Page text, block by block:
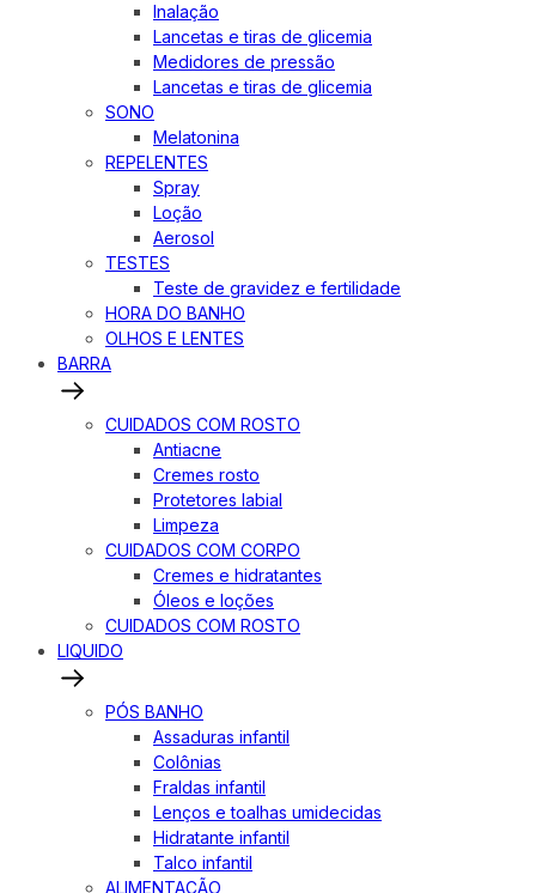
Inalação
Lancetas e tiras de glicemia
Medidores de pressão
Lancetas e tiras de glicemia
SONO
Melatonina
REPELENTES
Spray
Loção
Aerosol
TESTES
Teste de gravidez e fertilidade
HORA DO BANHO
OLHOS E LENTES
BARRA
CUIDADOS COM ROSTO
Antiacne
Cremes rosto
Protetores labial
Limpeza
CUIDADOS COM CORPO
Cremes e hidratantes
Óleos e loções
CUIDADOS COM ROSTO
LIQUIDO
PÓS BANHO
Assaduras infantil
Colônias
Fraldas infantil
Lenços e toalhas umidecidas
Hidratante infantil
Talco infantil
ALIMENTAÇÃO